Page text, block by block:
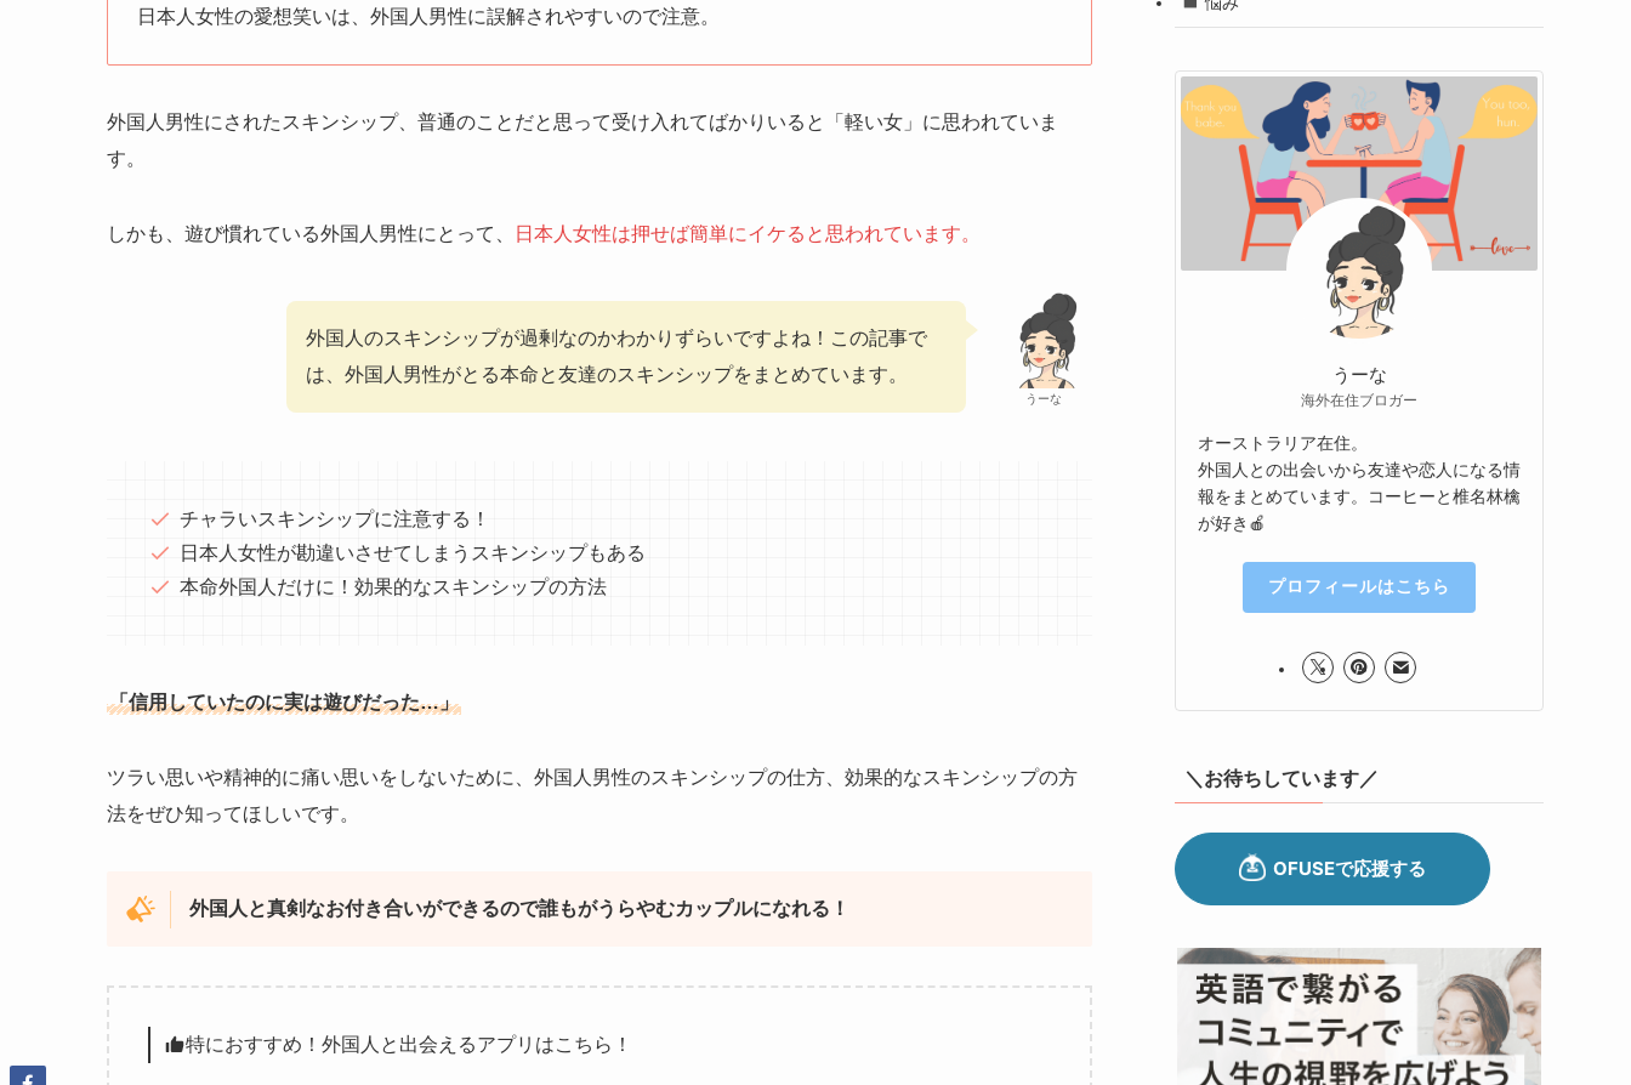
日本人女性の愛想笑いは、外国人男性に誤解されやすいので注意。
外国人男性にされたスキンシップ、普通のことだと思って受け入れてばかりいると「軽い女」に思われていま
す。
しかも、遊び慣れている外国人男性にとって、 日本人女性は押せば簡単にイケると思われています。
うーな
外国人のスキンシップが過剰なのかわかりずらいですよね！この記事で
は、外国人男性がとる本命と友達のスキンシップをまとめています。
チャラいスキンシップに注意する！
日本人女性が勘違いさせてしまうスキンシップもある
本命外国人だけに！効果的なスキンシップの方法
「信用していたのに実は遊びだった…」
ツラい思いや精神的に痛い思いをしないために、外国人男性のスキンシップの仕方、効果的なスキンシップの方
法をぜひ知ってほしいです。
外国人と真剣なお付き合いができるので誰もがうらやむカップルになれる！
特におすすめ！外国人と出会えるアプリはこちら！
うーな
海外在住ブロガー
オーストラリア在住。
外国人との出会いから友達や恋人になる情
報をまとめています。コーヒーと椎名林檎
が好き🍎
プロフィールはこちら
＼お待ちしています／